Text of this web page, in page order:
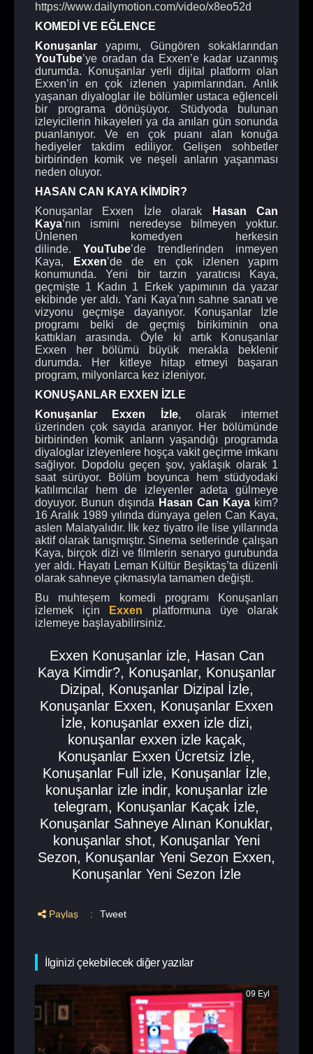
https://www.dailymotion.com/video/x8eo52d
KOMEDİ VE EĞLENCE
Konuşanlar yapımı, Güngören sokaklarından
YouTube’ye oradan da Exxen’e kadar uzanmış
durumda. Konuşanlar yerli dijital platform olan
Exxen’in en çok izlenen yapımlarından. Anlık
yaşanan diyaloglar ile bölümler ustaca eğlenceli
bir programa dönüşüyor. Stüdyoda bulunan
izleyicilerin hikayeleri ya da anıları gün sonunda
puanlanıyor. Ve en çok puanı alan konuğa
hediyeler takdim ediliyor. Gelişen sohbetler
birbirinden komik ve neşeli anların yaşanması
neden oluyor.
HASAN CAN KAYA KİMDİR?
Konuşanlar Exxen İzle olarak
Hasan Can
Kaya’nın ismini neredeyse bilmeyen yoktur.
Ünlenen komedyen herkesin
dilinde. YouTube’de trendlerinden inmeyen
Kaya,
Exxen’de de en çok izlenen yapım
konumunda. Yeni bir tarzın yaratıcısı Kaya,
geçmişte 1 Kadın 1 Erkek yapımının da yazar
ekibinde yer aldı. Yani Kaya’nın sahne sanatı ve
vizyonu geçmişe dayanıyor. Konuşanlar İzle
programı belki de geçmiş birikiminin ona
kattıkları arasında. Öyle ki artık Konuşanlar
Exxen her bölümü büyük merakla beklenir
durumda. Her kitleye hitap etmeyi başaran
program, milyonlarca kez izleniyor.
KONUŞANLAR EXXEN İZLE
Konuşanlar Exxen İzle, olarak internet
üzerinden çok sayıda aranıyor. Her bölümünde
birbirinden komik anların yaşandığı programda
diyaloglar izleyenlere hoşça vakit geçirme imkanı
sağlıyor. Dopdolu geçen şov, yaklaşık olarak 1
saat sürüyor. Bölüm boyunca hem stüdyodaki
katılımcılar hem de izleyenler adeta gülmeye
doyuyor. Bunun dışında Hasan Can Kaya kim?
16 Aralık 1989 yılında dünyaya gelen Can Kaya,
aslen Malatyalıdır. İlk kez tiyatro ile lise yıllarında
aktif olarak tanışmıştır. Sinema setlerinde çalışan
Kaya, birçok dizi ve filmlerin senaryo gurubunda
yer aldı. Hayatı Leman Kültür Beşiktaş’ta düzenli
olarak sahneye çıkmasıyla tamamen değişti.
Bu muhteşem komedi programı Konuşanları
izlemek için
Exxen platformuna üye olarak
izlemeye başlayabilirsiniz.
Exxen Konuşanlar izle, Hasan Can
Kaya Kimdir?, Konuşanlar, Konuşanlar
Dizipal , Konuşanlar Dizipal İzle,
Konuşanlar Exxen, Konuşanlar Exxen
İzle, konuşanlar exxen izle dizi,
konuşanlar exxen izle kaçak,
Konuşanlar Exxen Ücretsiz İzle,
Konuşanlar Full izle, Konuşanlar İzle,
konuşanlar izle indir, konuşanlar izle
telegram, Konuşanlar Kaçak İzle,
Konuşanlar Sahneye Alınan Konuklar,
konuşanlar shot, Konuşanlar Yeni
Sezon, Konuşanlar Yeni Sezon Exxen,
Konuşanlar Yeni Sezon İzle
Paylaş : Tweet
İlginizi çekebilecek diğer yazılar
09 Eyl